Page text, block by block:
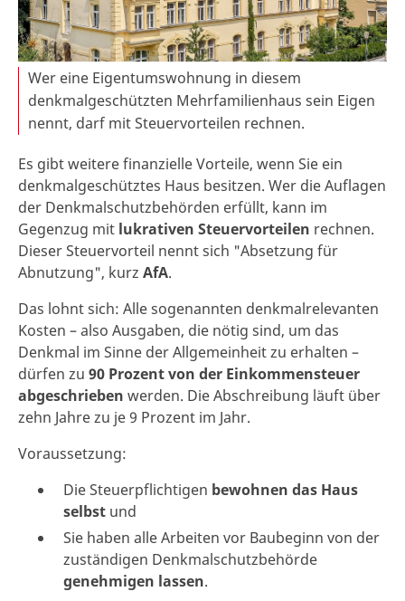
Wer eine Eigentumswohnung in diesem
denkmalgeschützten Mehrfamilienhaus sein Eigen
nennt, darf mit Steuervorteilen rechnen.
Es gibt weitere finanzielle Vorteile, wenn Sie ein
denkmalgeschütztes Haus besitzen. Wer die Auflagen
der Denkmalschutzbehörden erfüllt, kann im
Gegenzug mit lukrativen Steuervorteilen rechnen.
Dieser Steuervorteil nennt sich "Absetzung für
Abnutzung", kurz AfA.
Das lohnt sich: Alle sogenannten denkmalrelevanten
Kosten – also Ausgaben, die nötig sind, um das
Denkmal im Sinne der Allgemeinheit zu erhalten –
dürfen zu 90 Prozent von der Einkommensteuer
abgeschrieben werden. Die Abschreibung läuft über
zehn Jahre zu je 9 Prozent im Jahr.
Voraussetzung:
Die Steuerpflichtigen bewohnen das Haus
selbst und
Sie haben alle Arbeiten vor Baubeginn von der
zuständigen Denkmalschutzbehörde
genehmigen lassen.